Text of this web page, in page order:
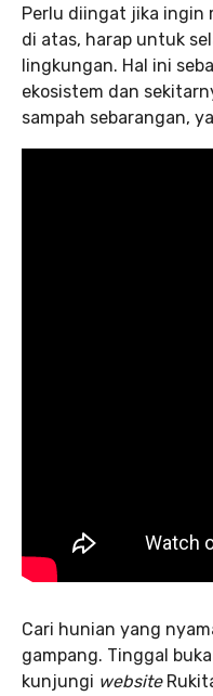
Perlu diingat jika
di atas, harap untuk
lingkungan. Hal ini
ekosistem dan
sampah sebarangan,
Cari hunian yang
gampang. Tinggal
kunjungi website